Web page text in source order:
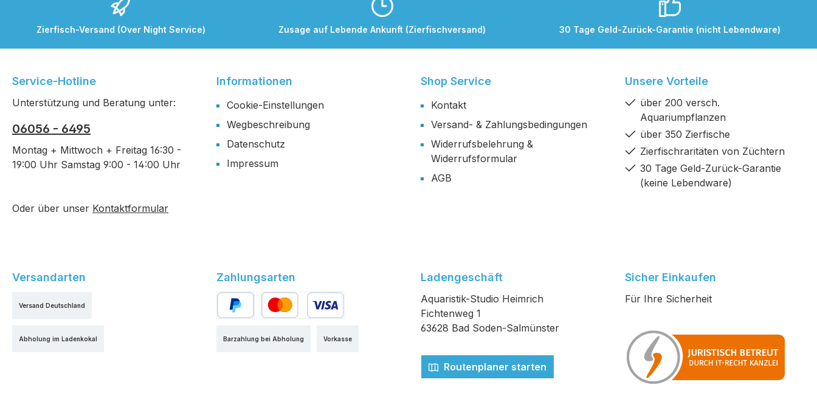
Zierfisch-Versand (Over Night Service) Zusage auf Lebende Ankunft (Zierfischversand) 30 Tage Geld-Zurück-Garantie (nicht Lebendware)
Service-Hotline
Unterstützung und Beratung unter:
06056 - 6495
Montag + Mittwoch + Freitag 16:30 -
19:00 Uhr Samstag 9:00 - 14:00 Uhr
Oder über unser Kontaktformular
Informationen
Cookie-Einstellungen
Wegbeschreibung
Datenschutz
Impressum
Shop Service
Kontakt
Versand- & Zahlungsbedingungen
Widerrufsbelehrung &
Widerrufsformular
AGB
Unsere Vorteile
über 200 versch.
Aquariumpflanzen
über 350 Zierfische
Zierfischraritäten von Züchtern
30 Tage Geld-Zurück-Garantie
(keine Lebendware)
Versandarten
Versand Deutschland
Abholung im Ladenkokal
Zahlungsarten
Vorkasse
Barzahlung bei Abholung
Ladengeschäft
Aquaristik-Studio Heimrich
Fichtenweg 1
63628 Bad Soden-Salmünster
Routenplaner starten
Sicher Einkaufen
Für Ihre Sicherheit